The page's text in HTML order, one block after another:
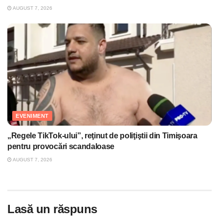
AUGUST 7, 2026
EVENIMENT
„Regele TikTok-ului”, reţinut de poliţiştii din Timişoara
pentru provocări scandaloase
AUGUST 7, 2026
Lasă un răspuns